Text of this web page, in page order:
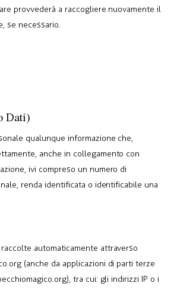
provvederà a raccogliere nuovamente il
se necessario.
Dati)
qualunque informazione che,
anche in collegamento con
ivi compreso un numero di
renda identificata o identificabile una
automaticamente attraverso
(anche da applicazioni di parti terze
tra cui: gli indirizzi IP o i